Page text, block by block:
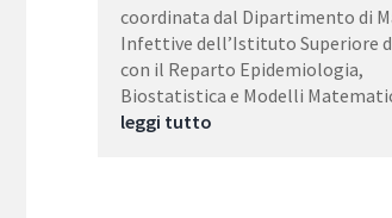
coordinata dal Dipartimento di
Infettive dell’Istituto Superiore
con il Reparto Epidemiologia,
Biostatistica e Modelli
leggi tutto